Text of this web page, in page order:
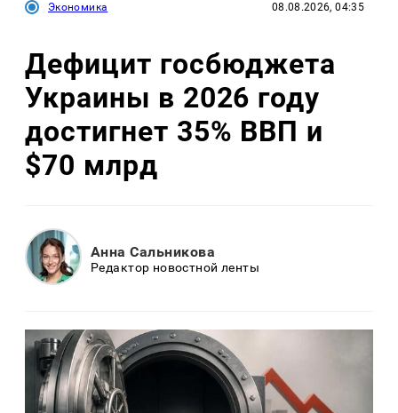
Экономика 08.08.2026, 04:35
Дефицит госбюджета
Украины в 2026 году
достигнет 35% ВВП и
$70 млрд
Анна Сальникова
Редактор новостной ленты